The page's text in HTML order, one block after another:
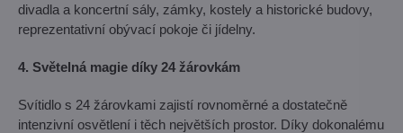
divadla a koncertní sály, zámky, kostely a historické budovy,
reprezentativní obývací pokoje či jídelny.
4. Světelná magie díky 24 žárovkám
Svítidlo s 24 žárovkami zajistí rovnoměrné a dostatečně
intenzivní osvětlení i těch největších prostor. Díky dokonalému